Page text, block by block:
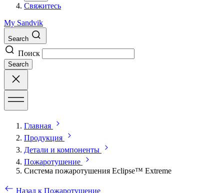
Свяжитесь
My Sandvik
Search
Поиск
Search
Главная
Продукция
Детали и компоненты
Пожаротушение
Система пожаротушения Eclipse™ Extreme
Назад к Пожаротушение